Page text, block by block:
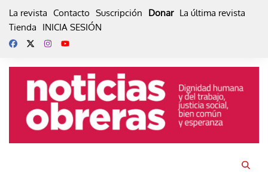
La revista Contacto Suscripción Donar La última revista
Tienda
INICIA SESIÓN